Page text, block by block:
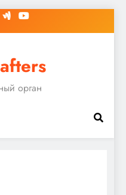
орган